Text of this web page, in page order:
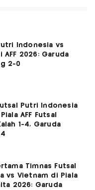
Indonesia vs
2026: Garuda
2-0
Putri Indonesia
AFF Futsal
1-4, Garuda
Timnas Futsal
vs Vietnam di Piala
2026: Garuda